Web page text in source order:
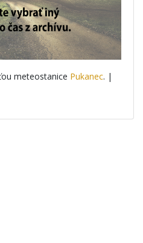
meteostanice Pukanec. |